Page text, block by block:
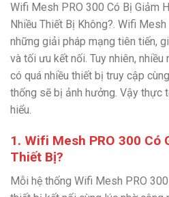
Wifi Mesh PRO 300 Có Bị Giảm
Nhiều Thiết Bị Không?. Wifi
những giải pháp mạng tiên tiến,
và tối ưu kết nối. Tuy nhiên,
có quá nhiều thiết bị truy cập
thống sẽ bị ảnh hưởng. Vậy thực
hiểu.
1. Wifi Mesh PRO 300 Có
Thiết Bị?
Mỗi hệ thống Wifi Mesh PRO